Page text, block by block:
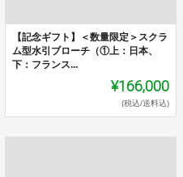
【記念ギフト】＜数量限定＞スクラ
ム型水引ブローチ（①上：日本、
下：フランス...
¥166,000
(税込/送料込)